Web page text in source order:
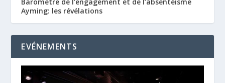
Ayming: les révélations
EVÉNEMENTS